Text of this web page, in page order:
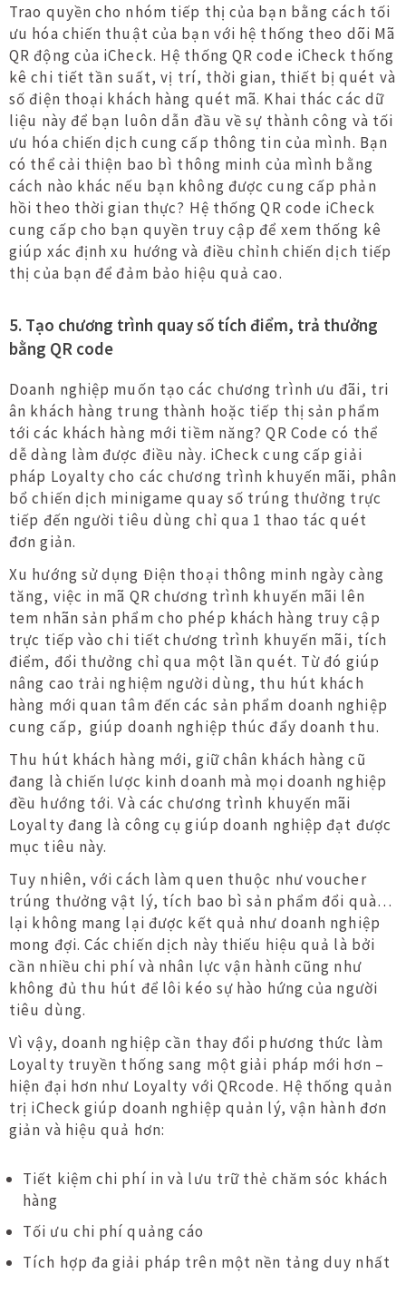
Trao quyền cho nhóm tiếp thị của bạn bằng cách tối
ưu hóa chiến thuật của bạn với hệ thống theo dõi Mã
QR động của iCheck. Hệ thống QR code iCheck thống
kê chi tiết tần suất, vị trí, thời gian, thiết bị quét và
số điện thoại khách hàng quét mã. Khai thác các dữ
liệu này để bạn luôn dẫn đầu về sự thành công và tối
ưu hóa chiến dịch cung cấp thông tin của mình. Bạn
có thể cải thiện bao bì thông minh của mình bằng
cách nào khác nếu bạn không được cung cấp phản
hồi theo thời gian thực? Hệ thống QR code iCheck
cung cấp cho bạn quyền truy cập để xem thống kê
giúp xác định xu hướng và điều chỉnh chiến dịch tiếp
thị của bạn để đảm bảo hiệu quả cao.
5. Tạo chương trình quay số tích điểm, trả thưởng
bằng QR code
Doanh nghiệp muốn tạo các chương trình ưu đãi, tri
ân khách hàng trung thành hoặc tiếp thị sản phẩm
tới các khách hàng mới tiềm năng? QR Code có thể
dễ dàng làm được điều này. iCheck cung cấp giải
pháp Loyalty cho các chương trình khuyến mãi, phân
bổ chiến dịch minigame quay số trúng thưởng trực
tiếp đến người tiêu dùng chỉ qua 1 thao tác quét
đơn giản.
Xu hướng sử dụng Điện thoại thông minh ngày càng
tăng, việc in mã QR chương trình khuyến mãi lên
tem nhãn sản phẩm cho phép khách hàng truy cập
trực tiếp vào chi tiết chương trình khuyến mãi, tích
điểm, đổi thưởng chỉ qua một lần quét. Từ đó giúp
nâng cao trải nghiệm người dùng, thu hút khách
hàng mới quan tâm đến các sản phẩm doanh nghiệp
cung cấp, giúp doanh nghiệp thúc đẩy doanh thu.
Thu hút khách hàng mới, giữ chân khách hàng cũ
đang là chiến lược kinh doanh mà mọi doanh nghiệp
đều hướng tới. Và các chương trình khuyến mãi
Loyalty đang là công cụ giúp doanh nghiệp đạt được
mục tiêu này.
Tuy nhiên, với cách làm quen thuộc như voucher
trúng thưởng vật lý, tích bao bì sản phẩm đổi quà…
lại không mang lại được kết quả như doanh nghiệp
mong đợi. Các chiến dịch này thiếu hiệu quả là bởi
cần nhiều chi phí và nhân lực vận hành cũng như
không đủ thu hút để lôi kéo sự hào hứng của người
tiêu dùng.
Vì vậy, doanh nghiệp cần thay đổi phương thức làm
Loyalty truyền thống sang một giải pháp mới hơn –
hiện đại hơn như Loyalty với QRcode. Hệ thống quản
trị iCheck giúp doanh nghiệp quản lý, vận hành đơn
giản và hiệu quả hơn:
Tiết kiệm chi phí in và lưu trữ thẻ chăm sóc khách
hàng
Tối ưu chi phí quảng cáo
Tích hợp đa giải pháp trên một nền tảng duy nhất